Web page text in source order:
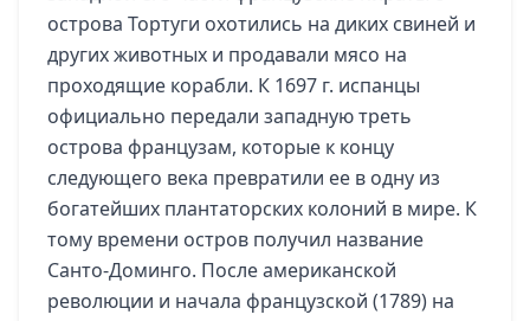
острова Тортуги охотились на диких свиней и
других животных и продавали мясо на
проходящие корабли. К 1697 г. испанцы
официально передали западную треть
острова французам, которые к концу
следующего века превратили ее в одну из
богатейших плантаторских колоний в мире. К
тому времени остров получил название
Санто-Доминго. После американской
революции и начала французской (1789) на